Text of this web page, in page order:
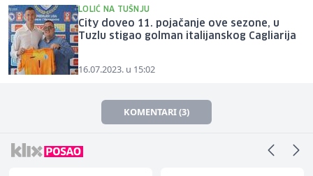
LOLIĆ NA TUŠNJU
City doveo 11. pojačanje ove sezone, u
Tuzlu stigao golman italijanskog Cagliarija
16.07.2023. u 15:02
KOMENTARI (3)